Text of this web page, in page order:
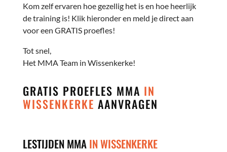
Kom zelf ervaren hoe gezellig het is en hoe heerlijk
de training is! Klik hieronder en meld je direct aan
voor een GRATIS proefles!
Tot snel,
Het MMA Team in Wissenkerke!
GRATIS PROEFLES MMA IN
WISSENKERKE AANVRAGEN
LESTIJDEN MMAIN WISSENKERKE